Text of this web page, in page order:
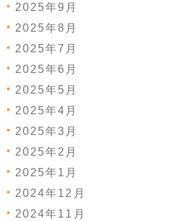
2025年9月
2025年8月
2025年7月
2025年6月
2025年5月
2025年4月
2025年3月
2025年2月
2025年1月
2024年12月
2024年11月